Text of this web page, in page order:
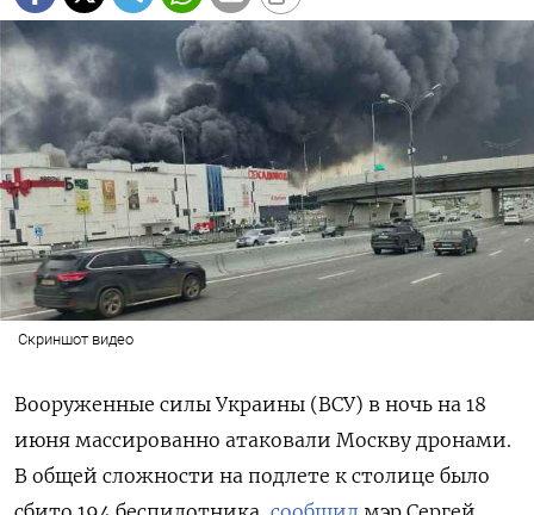
Скриншот видео
Вооруженные силы Украины (ВСУ) в ночь на 18
июня массированно атаковали Москву дронами.
В общей сложности на подлете к столице было